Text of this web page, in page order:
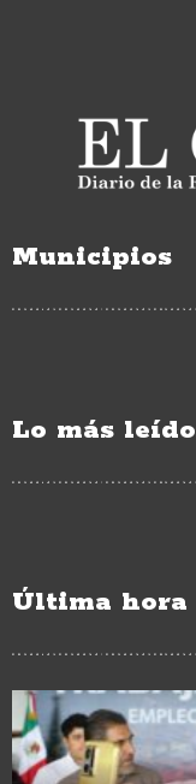
Municipios
Lo más leído
Última hora